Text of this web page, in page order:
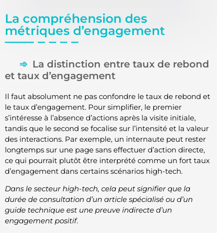
La compréhension des
métriques d’engagement
La distinction entre taux de rebond
et taux d’engagement
Il faut absolument ne pas confondre le taux de rebond et
le taux d’engagement. Pour simplifier, le premier
s’intéresse à l’absence d’actions après la visite initiale,
tandis que le second se focalise sur l’intensité et la valeur
des interactions. Par exemple, un internaute peut rester
longtemps sur une page sans effectuer d’action directe,
ce qui pourrait plutôt être interprété comme un fort taux
d’engagement dans certains scénarios high-tech.
Dans le secteur high-tech, cela peut signifier que la
durée de consultation d’un article spécialisé ou d’un
guide technique est une preuve indirecte d’un
engagement positif.